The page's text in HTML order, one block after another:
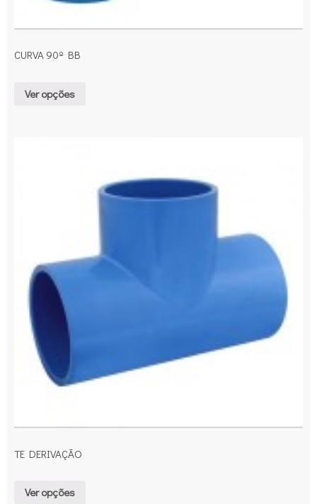
CURVA 90º BB
Ver opções
TE DERIVAÇÃO
Ver opções